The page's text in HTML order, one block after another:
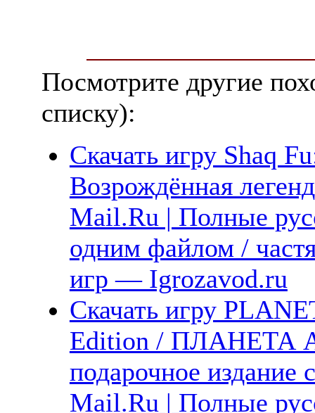
Посмотрите другие
списку):
Скачать игру Shaq
Возрождённая
Mail.Ru | Полные
одним файлом /
игр — Igrozavod.ru
Скачать игру
Edition / ПЛАНЕТА
подарочное издание
Mail.Ru | Полные